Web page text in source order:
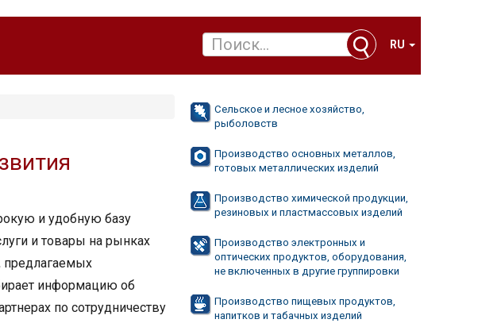
RU
и удобную базу
и товары на рынках
предлагаемых
информацию об
по сотрудничеству
Сельское и лесное хозяйство,
рыболовств
Производство основных металлов,
готовых металлических изделий
Производство химической продукции,
резиновых и пластмассовых изделий
Производство электронных и
оптических продуктов, оборудования,
не включенных в другие группировки
Производство пищевых продуктов,
напитков и табачных изделий